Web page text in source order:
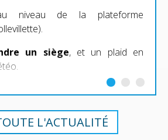
au niveau de la plateforme
un siège, et un plaid en
L'ACTUALITÉ